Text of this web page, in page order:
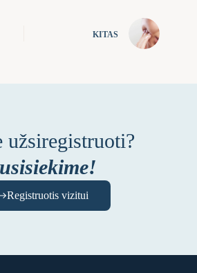
KITAS
užsiregistruoti?
Registruotis vizitui